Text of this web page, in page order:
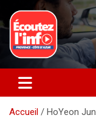
au
contenu
Ecoutez
La radio du quotidien
Accueil HoYeon